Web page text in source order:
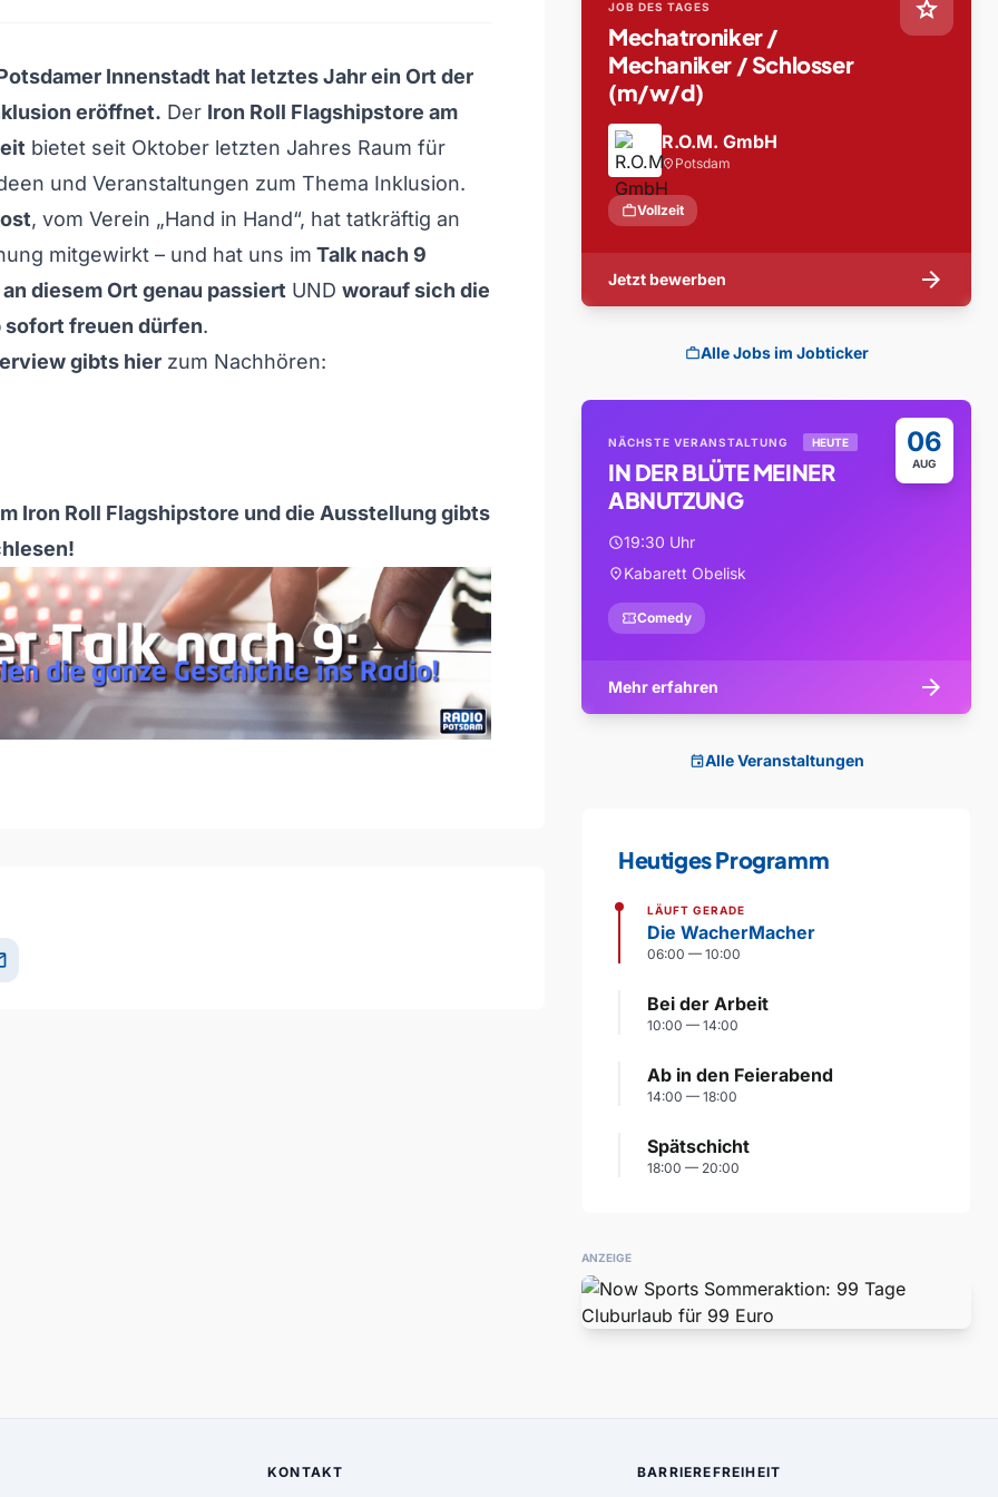
Innenstadt hat letztes Jahr ein Ort der
eröffnet. Der Iron Roll Flagshipstore am
bietet seit Oktober letzten Jahres Raum für
und Veranstaltungen zum Thema Inklusion.
, vom Verein „Hand in Hand“, hat tatkräftig an
mitgewirkt – und hat uns im Talk nach 9
diesem Ort genau passiert UND worauf sich die
sofort freuen dürfen.
gibts hier zum Nachhören:
Runter benutzen, um die Lautstärke zu regeln.
Iron Roll Flagshipstore und die Ausstellung gibts
star
JOB DES TAGES
Mechatroniker /
Mechaniker / Schlosser
(m/w/d)
R.O.M. GmbH
location_on Potsdam
workVollzeit
Jetzt bewerben arrow_forward
workAlle Jobs im Jobticker
06
AUG
NÄCHSTE VERANSTALTUNG HEUTE
IN DER BLÜTE MEINER
ABNUTZUNG
schedule19:30 Uhr
location_onKabarett Obelisk
confirmation_numberComedy
Mehr erfahren arrow_forward
eventAlle Veranstaltungen
Heutiges Programm
LÄUFT GERADE
Die WacherMacher
06:00 — 10:00
Bei der Arbeit
10:00 — 14:00
Ab in den Feierabend
14:00 — 18:00
Spätschicht
18:00 — 20:00
ANZEIGE
KONTAKT BARRIEREFREIHEIT